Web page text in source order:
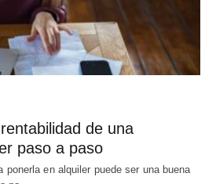
de una
paso a paso
ponerla en alquiler puede ser una buena